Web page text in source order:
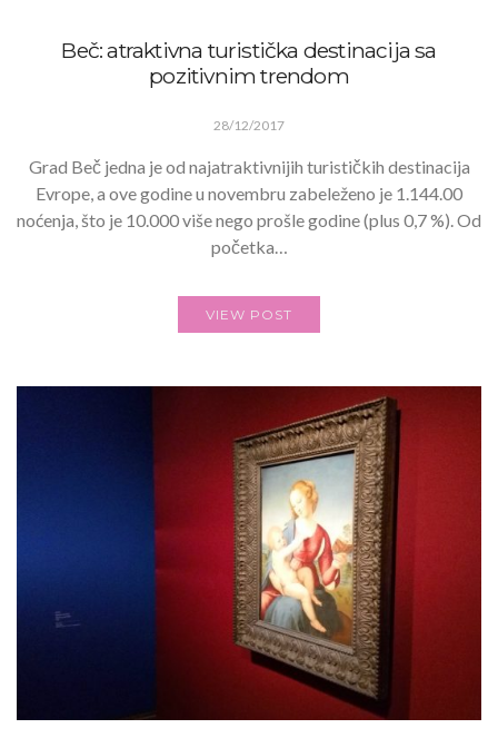
Beč: atraktivna turistička destinacija sa
pozitivnim trendom
28/12/2017
Grad Beč jedna je od najatraktivnijih turističkih destinacija
Evrope, a ove godine u novembru zabeleženo je 1.144.00
noćenja, što je 10.000 više nego prošle godine (plus 0,7 %). Od
početka…
VIEW POST